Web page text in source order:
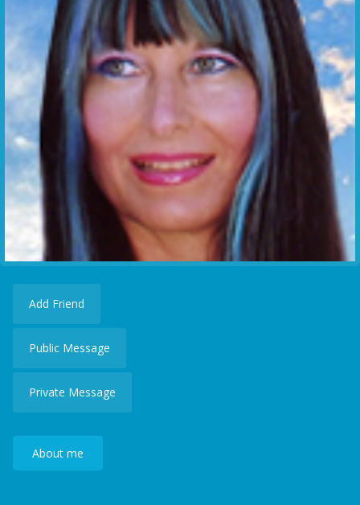
Add Friend
Public Message
Private Message
About me